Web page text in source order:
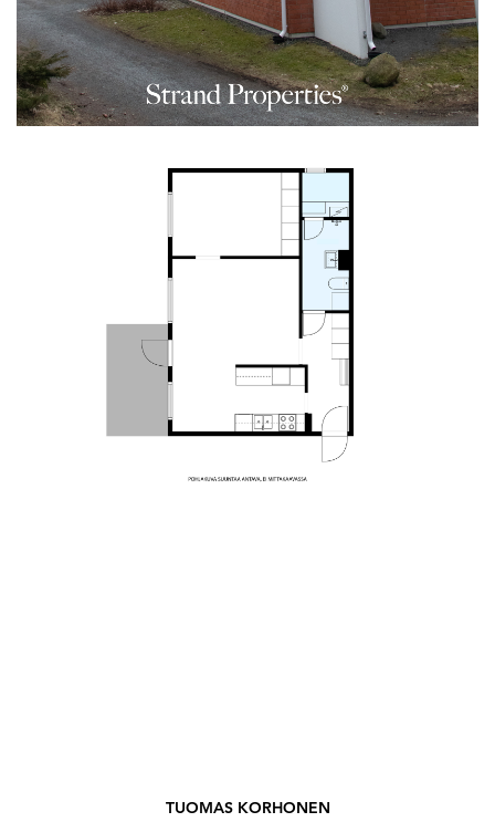
TUOMAS KORHONEN